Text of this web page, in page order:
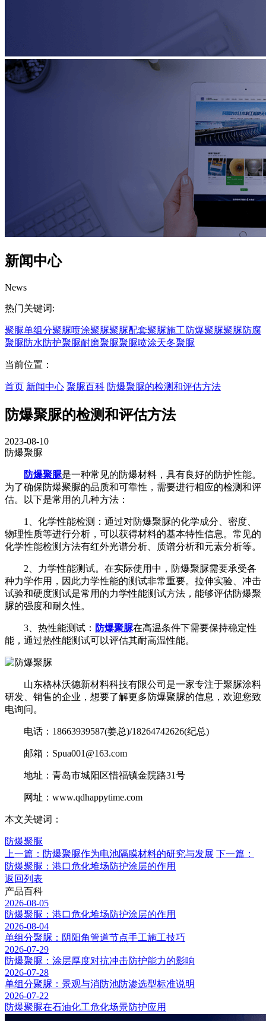
新闻中心
News
热门关键词:
聚脲单组分聚脲喷涂聚脲聚脲配套聚脲施工防爆聚脲聚脲防腐
聚脲防水防护聚脲耐磨聚脲聚脲喷涂天冬聚脲
当前位置：
首页 新闻中心 聚脲百科 防爆聚脲的检测和评估方法
防爆聚脲的检测和评估方法
2023-08-10
防爆聚脲
防爆聚脲是一种常见的防爆材料，具有良好的防护性能。
为了确保防爆聚脲的品质和可靠性，需要进行相应的检测和评
估。以下是常用的几种方法：
1、化学性能检测：通过对防爆聚脲的化学成分、密度、
物理性质等进行分析，可以获得材料的基本特性信息。常见的
化学性能检测方法有红外光谱分析、质谱分析和元素分析等。
2、力学性能测试。在实际使用中，防爆聚脲需要承受各
种力学作用，因此力学性能的测试非常重要。拉伸实验、冲击
试验和硬度测试是常用的力学性能测试方法，能够评估防爆聚
脲的强度和耐久性。
3、热性能测试： 防爆聚脲在高温条件下需要保持稳定性
能，通过热性能测试可以评估其耐高温性能。
山东格林沃德新材料科技有限公司是一家专注于聚脲涂料
研发、销售的企业，想要了解更多防爆聚脲的信息，欢迎您致
电询问。
电话：18663939587(姜总)/18264742626(纪总)
邮箱：Spua001@163.com
地址：青岛市城阳区惜福镇金院路31号
网址：www.qdhappytime.com
本文关键词：
防爆聚脲
上一篇：防爆聚脲作为电池隔膜材料的研究与发展 下一篇：
防爆聚脲：港口危化堆场防护涂层的作用
返回列表
产品百科
2026-08-05
防爆聚脲：港口危化堆场防护涂层的作用
2026-08-04
单组分聚脲：阴阳角管道节点手工施工技巧
2026-07-29
防爆聚脲：涂层厚度对抗冲击防护能力的影响
2026-07-28
单组分聚脲：景观与消防池防渗选型标准说明
2026-07-22
防爆聚脲在石油化工危化场景防护应用